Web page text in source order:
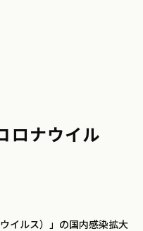
ロナウイル
イルス）」の国内感染拡大